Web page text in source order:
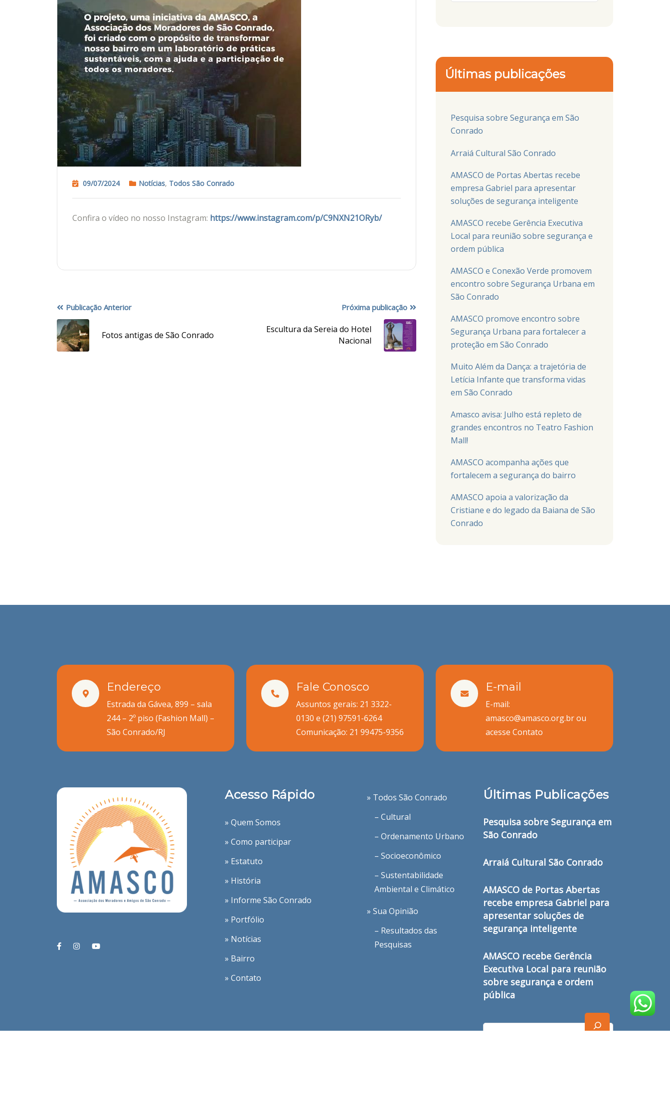
09/07/2024 Notícias, Todos São Conrado
Confira o vídeo no nosso Instagram: https://www.instagram.com/p/C9NXN21ORyb/
Publicação Anterior
Fotos antigas de São Conrado
Próxima publicação
Escultura da Sereia do Hotel
Nacional
Últimas publicações
Pesquisa sobre Segurança em São
Conrado
Arraiá Cultural São Conrado
AMASCO de Portas Abertas recebe
empresa Gabriel para apresentar
soluções de segurança inteligente
AMASCO recebe Gerência Executiva
Local para reunião sobre segurança e
ordem pública
AMASCO e Conexão Verde promovem
encontro sobre Segurança Urbana em
São Conrado
AMASCO promove encontro sobre
Segurança Urbana para fortalecer a
proteção em São Conrado
Muito Além da Dança: a trajetória de
Letícia Infante que transforma vidas
em São Conrado
Amasco avisa: Julho está repleto de
grandes encontros no Teatro Fashion
Mall!
AMASCO acompanha ações que
fortalecem a segurança do bairro
AMASCO apoia a valorização da
Cristiane e do legado da Baiana de São
Conrado
Endereço
Estrada da Gávea, 899 – sala
244 – 2º piso (Fashion Mall) –
São Conrado/RJ
Fale Conosco
Assuntos gerais: 21 3322-
0130 e (21) 97591-6264
Comunicação: 21 99475-9356
E-mail
E-mail:
amasco@amasco.org.br ou
acesse Contato
Acesso Rápido
» Quem Somos
» Como participar
» Estatuto
» História
» Informe São Conrado
» Portfólio
» Notícias
» Bairro
» Contato
» Todos São Conrado
– Cultural
– Ordenamento Urbano
– Socioeconômico
– Sustentabilidade
Ambiental e Climático
» Sua Opinião
– Resultados das
Pesquisas
Últimas Publicações
Pesquisa sobre Segurança em
São Conrado
Arraiá Cultural São Conrado
AMASCO de Portas Abertas
recebe empresa Gabriel para
apresentar soluções de
segurança inteligente
AMASCO recebe Gerência
Executiva Local para reunião
sobre segurança e ordem
pública